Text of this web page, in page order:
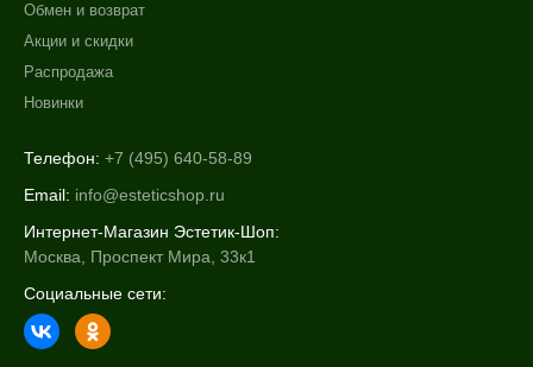
Область применения
Объём
Обмен и возврат
Акции и скидки
Распродажа
Новинки
Телефон: +7 (495) 640-58-89
Email: info@esteticshop.ru
Интернет-Магазин Эстетик-Шоп:
Москва, Проспект Мира, 33к1
Социальные сети: